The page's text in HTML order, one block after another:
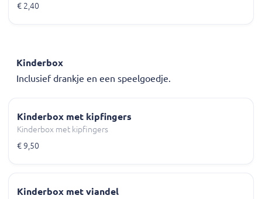
€ 2,40
Kinderbox
Inclusief drankje en een speelgoedje.
Kinderbox met kipfingers
Kinderbox met kipfingers
€ 9,50
Kinderbox met viandel